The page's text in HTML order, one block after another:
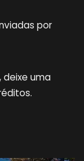
por
deixe uma